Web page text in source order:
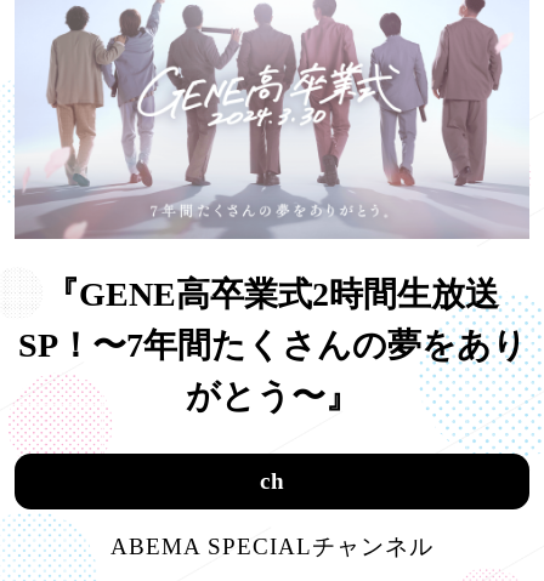
『GENE高卒業式2時間生放送
SP！〜7年間たくさんの夢をあり
がとう〜』
ch
ABEMA SPECIALチャンネル